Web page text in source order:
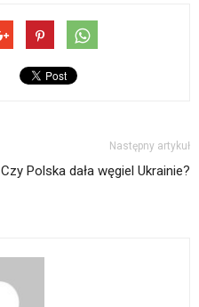
Następny artykuł
Czy Polska dała węgiel Ukrainie?